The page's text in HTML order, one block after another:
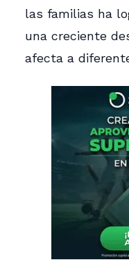
las familias ha
una creciente
afecta a